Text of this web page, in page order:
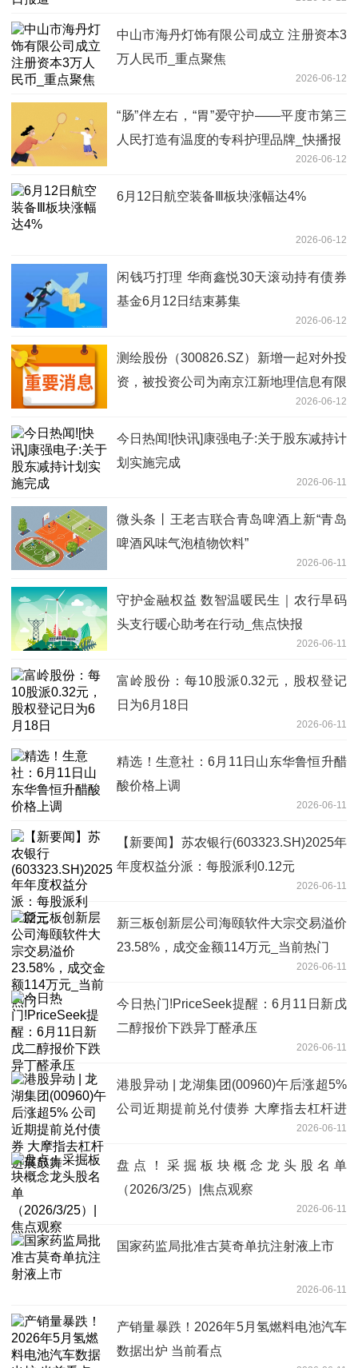
中山市海丹灯饰有限公司成立 注册资本3
万人民币_重点聚焦
2026-06-12
“肠”伴左右，“胃”爱守护——平度市第三
人民打造有温度的专科护理品牌_快播报
2026-06-12
6月12日航空装备Ⅲ板块涨幅达4%
2026-06-12
闲钱巧打理 华商鑫悦30天滚动持有债券
基金6月12日结束募集
2026-06-12
测绘股份（300826.SZ）新增一起对外投
资，被投资公司为南京江新地理信息有限
2026-06-12
今日热闻![快讯]康强电子:关于股东减持计
划实施完成
2026-06-11
微头条丨王老吉联合青岛啤酒上新“青岛
啤酒风味气泡植物饮料”
2026-06-11
守护金融权益 数智温暖民生｜农行旱码
头支行暖心助考在行动_焦点快报
2026-06-11
富岭股份：每10股派0.32元，股权登记
日为6月18日
2026-06-11
精选！生意社：6月11日山东华鲁恒升醋
酸价格上调
2026-06-11
【新要闻】苏农银行(603323.SH)2025年
年度权益分派：每股派利0.12元
2026-06-11
新三板创新层公司海颐软件大宗交易溢价
23.58%，成交金额114万元_当前热门
2026-06-11
今日热门!PriceSeek提醒：6月11日新戊
二醇报价下跌异丁醛承压
2026-06-11
港股异动 | 龙湖集团(00960)午后涨超5%
公司近期提前兑付债券 大摩指去杠杆进
2026-06-11
盘点！采掘板块概念龙头股名单
（2026/3/25）|焦点观察
2026-06-11
国家药监局批准古莫奇单抗注射液上市
2026-06-11
产销量暴跌！2026年5月氢燃料电池汽车
数据出炉 当前看点